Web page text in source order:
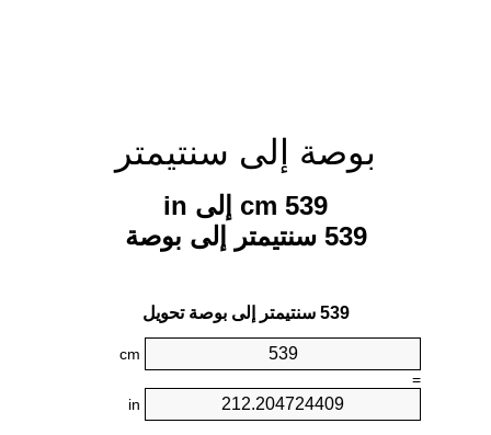
بوصة إلى سنتيمتر
539 cm إلى in
539 سنتيمتر إلى بوصة
539 سنتيمتر إلى بوصة تحويل
cm
=
in